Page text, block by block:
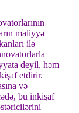
maliyyə
ilə
deyil, həm
etdirir.
və
bu inkişaf